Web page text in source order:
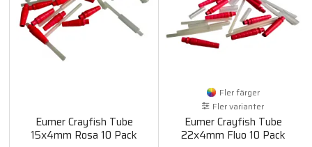
Eumer Crayfish Tube
15x4mm Rosa 10 Pack
Fler färger
Fler varianter
Eumer Crayfish Tube
22x4mm Fluo 10 Pack